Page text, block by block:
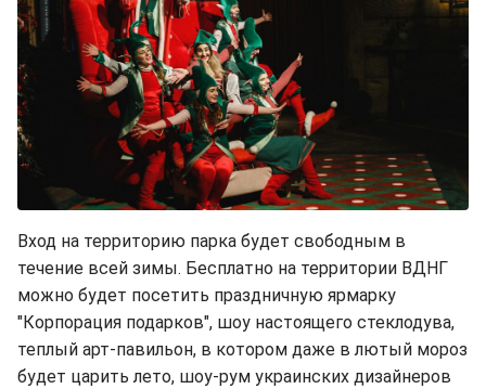
Вход на территорию парка будет свободным в
течение всей зимы. Бесплатно на территории ВДНГ
можно будет посетить праздничную ярмарку
"Корпорация подарков", шоу настоящего стеклодува,
теплый арт-павильон, в котором даже в лютый мороз
будет царить лето, шоу-рум украинских дизайнеров